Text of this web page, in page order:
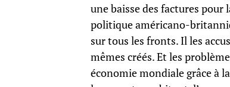
une baisse des factures pour
politique américano-
sur tous les fronts. Il les
mêmes créés. Et les
économie mondiale grâce à